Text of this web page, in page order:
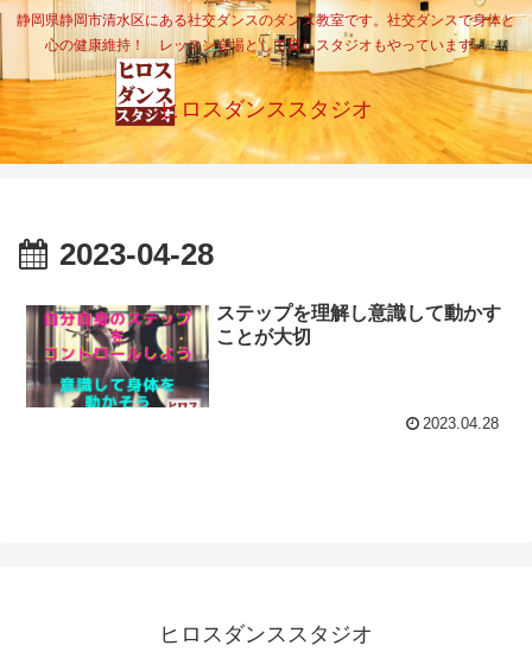
静岡県静岡市清水区にある社交ダンスのダンス教室です。社交ダンスで身体と
心の健康維持！ レッスン会場として貸しスタジオもやっています。
ヒロスダンススタジオ
2023-04-28
ステップを理解し意識して動かす
ことが大切
2023.04.28
ヒロスダンススタジオ